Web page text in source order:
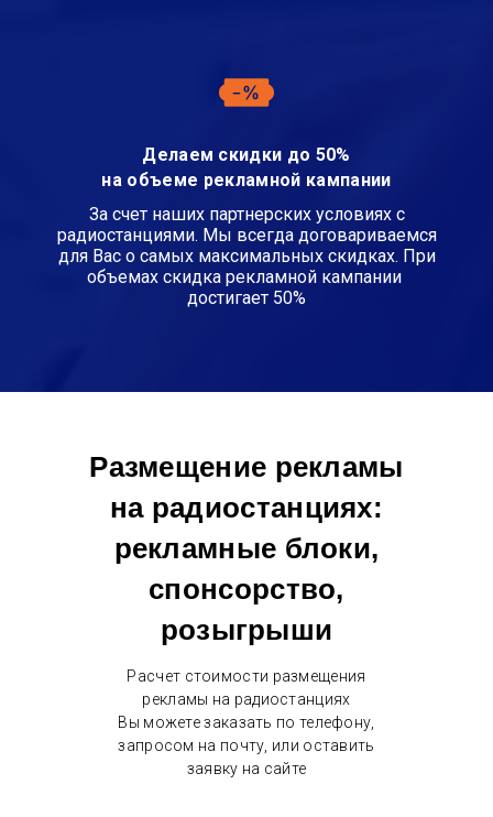
Делаем скидки до 50%
на объеме рекламной кампании
За счет наших партнерских условиях с
радиостанциями. Мы всегда договариваемся
для Вас о самых максимальных скидках. При
объемах скидка рекламной кампании
достигает 50%
Размещение рекламы
на радиостанциях:
рекламные блоки,
спонсорство,
розыгрыши
Расчет стоимости размещения
рекламы на радиостанциях
Вы можете заказать по телефону,
запросом на почту, или оставить
заявку на сайте